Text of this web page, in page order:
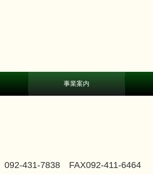
事業案内
092-431-7838 FAX092-411-6464